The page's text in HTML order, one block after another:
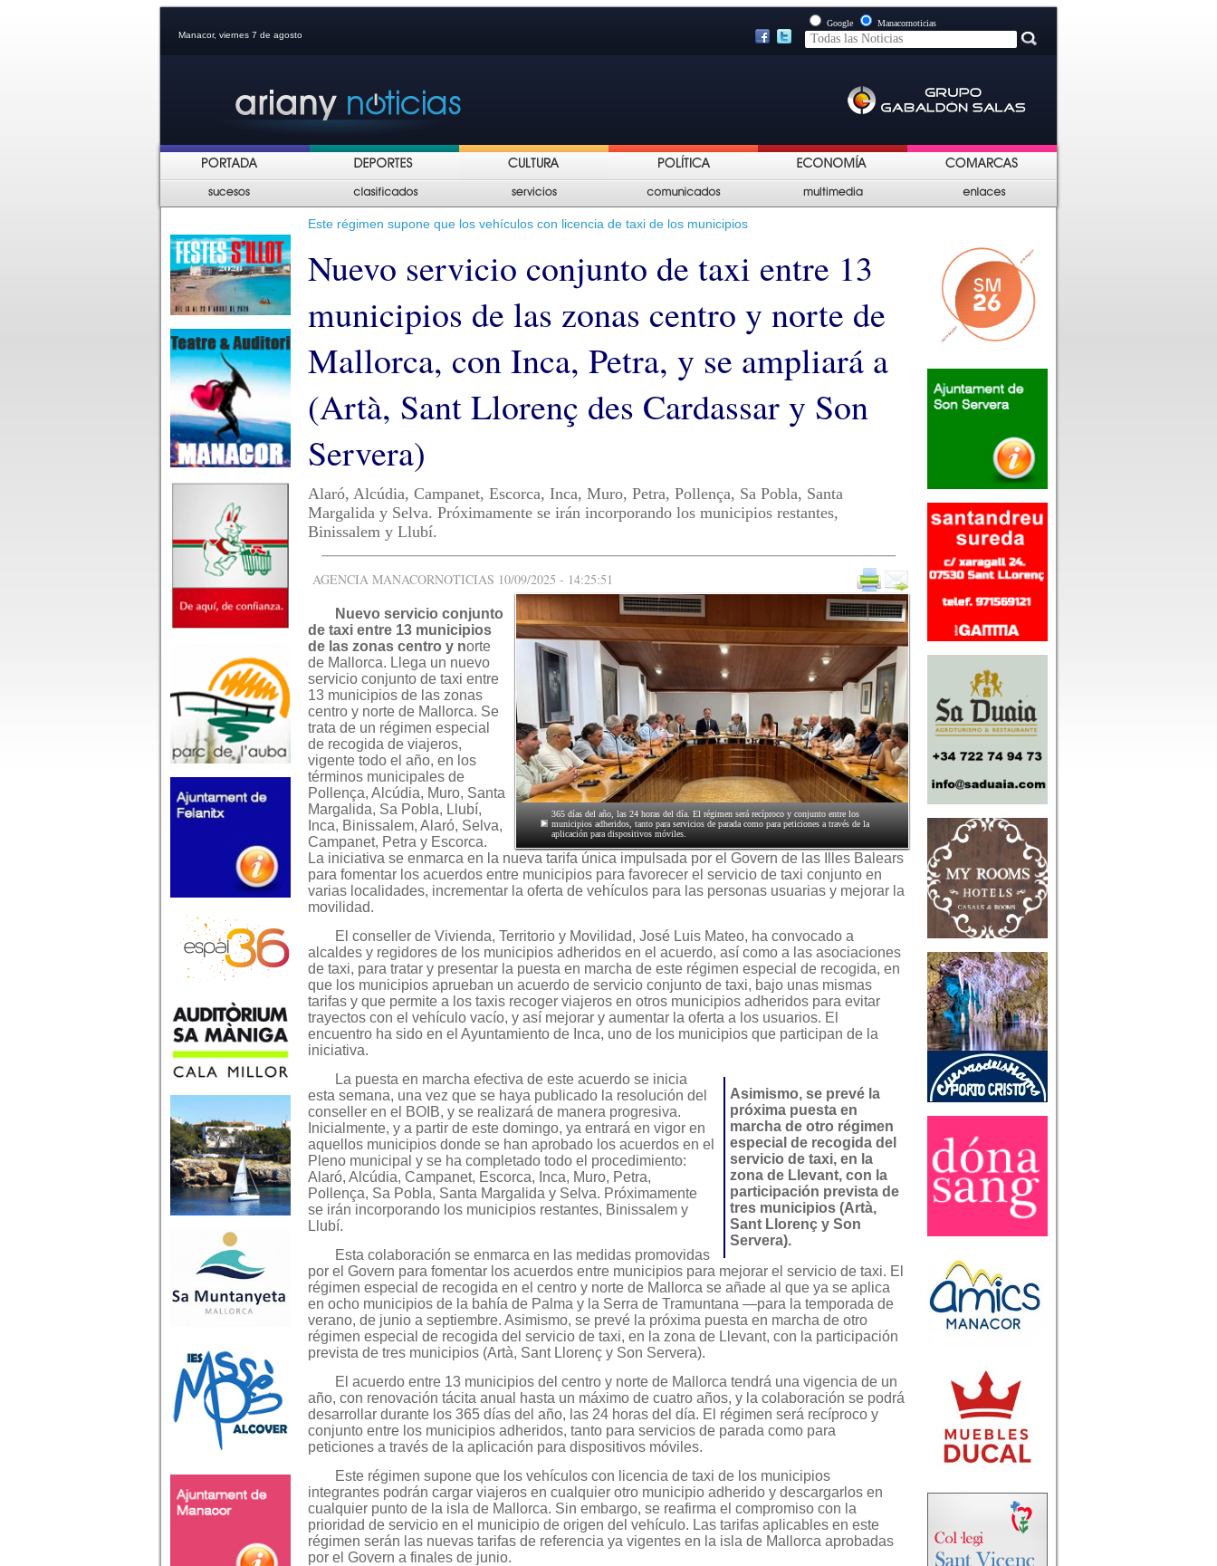
Manacor, viernes 7 de agosto
Google Manacornoticias
Este régimen supone que los vehículos con licencia de taxi de los municipios
Nuevo servicio conjunto de taxi entre 13
municipios de las zonas centro y norte de
Mallorca, con Inca, Petra, y se ampliará a
(Artà, Sant Llorenç des Cardassar y Son
Servera)
Alaró, Alcúdia, Campanet, Escorca, Inca, Muro, Petra, Pollença, Sa Pobla, Santa
Margalida y Selva. Próximamente se irán incorporando los municipios restantes,
Binissalem y Llubí.
AGENCIA MANACORNOTICIAS 10/09/2025 - 14:25:51
365 días del año, las 24 horas del día. El régimen será recíproco y conjunto entre los
municipios adheridos, tanto para servicios de parada como para peticiones a través de la
aplicación para dispositivos móviles.
Nuevo servicio conjunto
de taxi entre 13 municipios
de las zonas centro y norte
de Mallorca. Llega un nuevo
servicio conjunto de taxi entre
13 municipios de las zonas
centro y norte de Mallorca. Se
trata de un régimen especial
de recogida de viajeros,
vigente todo el año, en los
términos municipales de
Pollença, Alcúdia, Muro, Santa
Margalida, Sa Pobla, Llubí,
Inca, Binissalem, Alaró, Selva,
Campanet, Petra y Escorca.
La iniciativa se enmarca en la nueva tarifa única impulsada por el Govern de las Illes Balears
para fomentar los acuerdos entre municipios para favorecer el servicio de taxi conjunto en
varias localidades, incrementar la oferta de vehículos para las personas usuarias y mejorar la
movilidad.
El conseller de Vivienda, Territorio y Movilidad, José Luis Mateo, ha convocado a
alcaldes y regidores de los municipios adheridos en el acuerdo, así como a las asociaciones
de taxi, para tratar y presentar la puesta en marcha de este régimen especial de recogida, en
que los municipios aprueban un acuerdo de servicio conjunto de taxi, bajo unas mismas
tarifas y que permite a los taxis recoger viajeros en otros municipios adheridos para evitar
trayectos con el vehículo vacío, y así mejorar y aumentar la oferta a los usuarios. El
encuentro ha sido en el Ayuntamiento de Inca, uno de los municipios que participan de la
iniciativa.
Asimismo, se prevé la
próxima puesta en
marcha de otro régimen
especial de recogida del
servicio de taxi, en la
zona de Llevant, con la
participación prevista de
tres municipios (Artà,
Sant Llorenç y Son
Servera).
La puesta en marcha efectiva de este acuerdo se inicia
esta semana, una vez que se haya publicado la resolución del
conseller en el BOIB, y se realizará de manera progresiva.
Inicialmente, y a partir de este domingo, ya entrará en vigor en
aquellos municipios donde se han aprobado los acuerdos en el
Pleno municipal y se ha completado todo el procedimiento:
Alaró, Alcúdia, Campanet, Escorca, Inca, Muro, Petra,
Pollença, Sa Pobla, Santa Margalida y Selva. Próximamente
se irán incorporando los municipios restantes, Binissalem y
Llubí.
Esta colaboración se enmarca en las medidas promovidas
por el Govern para fomentar los acuerdos entre municipios para mejorar el servicio de taxi. El
régimen especial de recogida en el centro y norte de Mallorca se añade al que ya se aplica
en ocho municipios de la bahía de Palma y la Serra de Tramuntana —para la temporada de
verano, de junio a septiembre. Asimismo, se prevé la próxima puesta en marcha de otro
régimen especial de recogida del servicio de taxi, en la zona de Llevant, con la participación
prevista de tres municipios (Artà, Sant Llorenç y Son Servera).
El acuerdo entre 13 municipios del centro y norte de Mallorca tendrá una vigencia de un
año, con renovación tácita anual hasta un máximo de cuatro años, y la colaboración se podrá
desarrollar durante los 365 días del año, las 24 horas del día. El régimen será recíproco y
conjunto entre los municipios adheridos, tanto para servicios de parada como para
peticiones a través de la aplicación para dispositivos móviles.
Este régimen supone que los vehículos con licencia de taxi de los municipios
integrantes podrán cargar viajeros en cualquier otro municipio adherido y descargarlos en
cualquier punto de la isla de Mallorca. Sin embargo, se reafirma el compromiso con la
prioridad de servicio en el municipio de origen del vehículo. Las tarifas aplicables en este
régimen serán las nuevas tarifas de referencia ya vigentes en la isla de Mallorca aprobadas
por el Govern a finales de junio.